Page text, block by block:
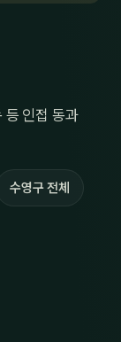
등 인접 동과
수영구 전체